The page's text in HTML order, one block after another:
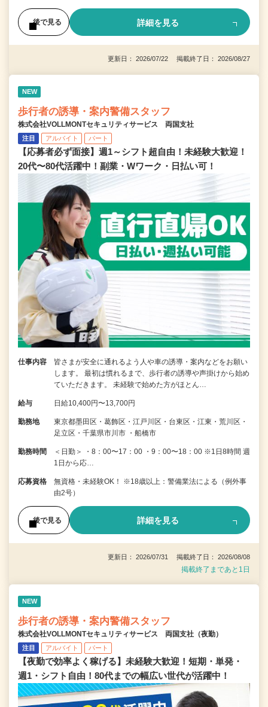
後で見る 詳細を見る
更新日： 2026/07/22 掲載終了日： 2026/08/27
NEW
歩行者の誘導・案内警備スタッフ
株式会社VOLLMONTセキュリティサービス 両国支社
注目 アルバイト パート
【応募者必ず面接】週1～シフト超自由！未経験大歓迎！
20代〜80代活躍中！副業・Wワーク・日払い可！
仕事内容
皆さまが安全に通れるよう人や車の誘導・案内などをお願い
します。 最初は慣れるまで、歩行者の誘導や声掛けから始め
ていただきます。 未経験で始めた方がほとん…
給与 日給10,400円〜13,700円
勤務地
東京都墨田区・葛飾区・江戸川区・台東区・江東・荒川区・
足立区・千葉県市川市 ・船橋市
勤務時間
＜日勤＞ ・8：00〜17：00 ・9：00〜18：00 ※1日8時間 週
1日から応…
応募資格
無資格・未経験OK！ ※18歳以上：警備業法による（例外事
由2号）
後で見る 詳細を見る
更新日： 2026/07/31 掲載終了日： 2026/08/08
掲載終了まであと1日
NEW
歩行者の誘導・案内警備スタッフ
株式会社VOLLMONTセキュリティサービス 両国支社（夜勤）
注目 アルバイト パート
【夜勤で効率よく稼げる】未経験大歓迎！短期・単発・
週1・シフト自由！80代までの幅広い世代が活躍中！